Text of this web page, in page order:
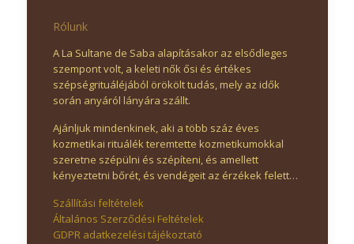
Rólunk
A La Sultane de Saba alapításakor az elsődleges
szempont volt, a keleti nők ősi és értékes
szépségrituáléjából örökölt tudás, mely az idők
során anyáról lányára szállt.
Ajánljuk mindenkinek, aki a több száz éves
kozmetikai rituálék teremtette kozmetikumokkal
szeretne szépülni és szépíteni, és amellett
kényeztetni bőrét, és vendégeit az érzékek felett…
Szállítási feltételek
Általános Szerződési Feltételek
GDPR adatkezelési tájékoztató